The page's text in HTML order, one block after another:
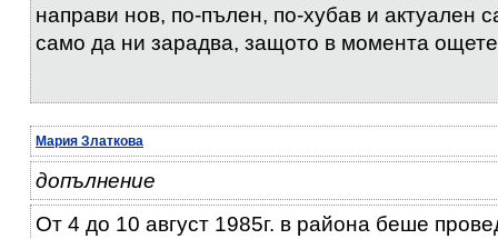
направи нов, по-пълен, по-хубав и актуален
само да ни зарадва, защото в момента
Мария Златкова
допълнение
От 4 до 10 август 1985г. в района беше